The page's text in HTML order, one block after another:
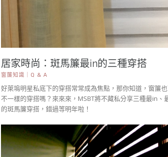
居家時尚：斑馬簾最in的三種穿搭
窗簾知識｜Q & A
好萊塢明星私底下的穿搭常常成為焦點，那你知道，窗簾
不一樣的穿搭嗎？來來來，MSBT將不藏私分享三種最in、
的斑馬簾穿搭，錯過等明年啦！